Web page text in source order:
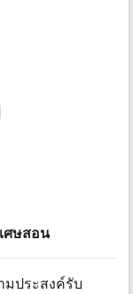
ศษสอน
ประสงค์รับ